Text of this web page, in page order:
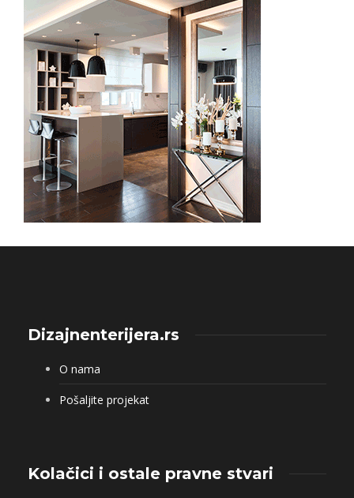
Dizajnenterijera.rs
O nama
Pošaljite projekat
Kolačici i ostale pravne stvari